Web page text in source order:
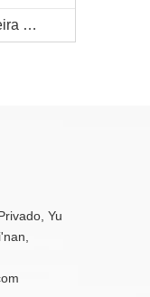
Máquina CNC para madeira maciça
Yu